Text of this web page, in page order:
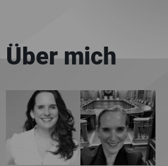
Über mich